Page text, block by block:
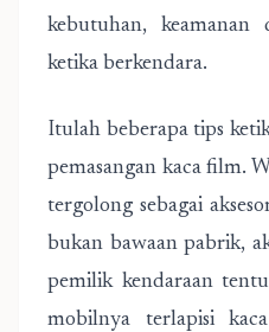
kebutuhan, keamanan
ketika berkendara.
Itulah beberapa tips
pemasangan kaca film.
tergolong sebagai
bukan bawaan pabrik,
pemilik kendaraan
mobilnya terlapisi